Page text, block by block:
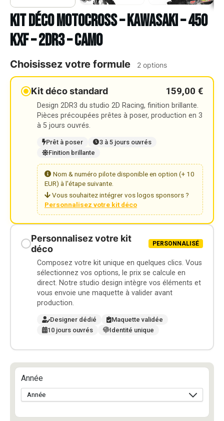
Kit déco Motocross – KAWASAKI – 450
KXF – 2DR3 – CAMO
Choisissez votre formule 2 options
Kit déco standard 159,00 €
Design 2DR3 du studio 2D Racing, finition brillante.
Pièces précoupées prêtes à poser, production en 3
à 5 jours ouvrés.
Prêt à poser
3 à 5 jours ouvrés
Finition brillante
Nom & numéro pilote disponible en option (+ 10
EUR) à l'étape suivante.
Vous souhaitez intégrer vos logos sponsors ?
Personnalisez votre kit déco
Personnalisez votre kit
déco
PERSONNALISÉ
Composez votre kit unique en quelques clics. Vous
sélectionnez vos options, le prix se calcule en
direct. Notre studio design intègre vos éléments et
vous envoie une maquette à valider avant
production.
Designer dédié
Maquette validée
10 jours ouvrés
Identité unique
Année